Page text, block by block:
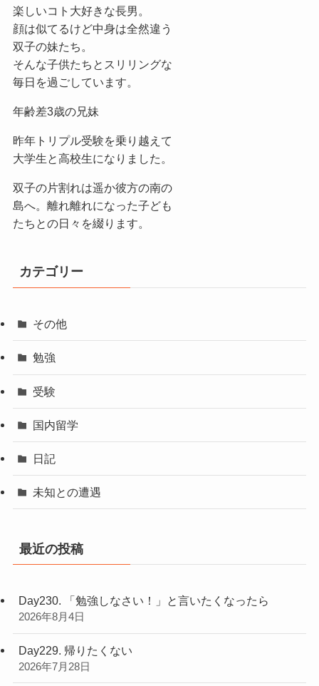
楽しいコト大好きな長男。
顔は似てるけど中身は全然違う
双子の妹たち。
そんな子供たちとスリリングな
毎日を過ごしています。
年齢差3歳の兄妹
昨年トリプル受験を乗り越えて
大学生と高校生になりました。
双子の片割れは遥か彼方の南の
島へ。離れ離れになった子ども
たちとの日々を綴ります。
カテゴリー
その他
勉強
受験
国内留学
日記
未知との遭遇
最近の投稿
Day230. 「勉強しなさい！」と言いたくなったら
2026年8月4日
Day229. 帰りたくない
2026年7月28日